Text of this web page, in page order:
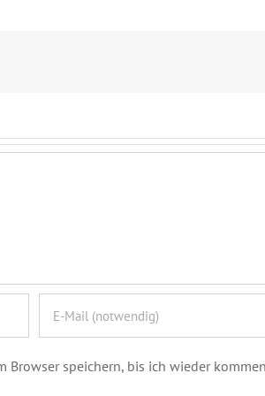
Browser speichern, bis ich wieder